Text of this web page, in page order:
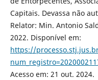
Capitais. Devassa não
Relator: Min. Antonio
2022. Disponível em:
https://
Acesso em: 21 out. 2024.